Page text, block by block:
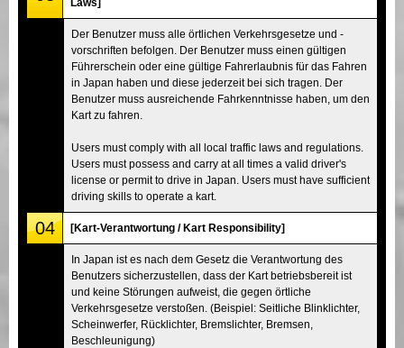
Der Benutzer muss alle örtlichen Verkehrsgesetze und -
vorschriften befolgen. Der Benutzer muss einen gültigen
Führerschein oder eine gültige Fahrerlaubnis für das Fahren
in Japan haben und diese jederzeit bei sich tragen. Der
Benutzer muss ausreichende Fahrkenntnisse haben, um den
Kart zu fahren.
Users must comply with all local traffic laws and regulations.
Users must possess and carry at all times a valid driver's
license or permit to drive in Japan. Users must have sufficient
driving skills to operate a kart.
04 [Kart-Verantwortung / Kart Responsibility]
In Japan ist es nach dem Gesetz die Verantwortung des
Benutzers sicherzustellen, dass der Kart betriebsbereit ist
und keine Störungen aufweist, die gegen örtliche
Verkehrsgesetze verstoßen. (Beispiel: Seitliche Blinklichter,
Scheinwerfer, Rücklichter, Bremslichter, Bremsen,
Beschleunigung)